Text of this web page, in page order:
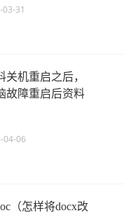
31
关机重启之后，
故障重启后资料
04-06
（怎样将docx改